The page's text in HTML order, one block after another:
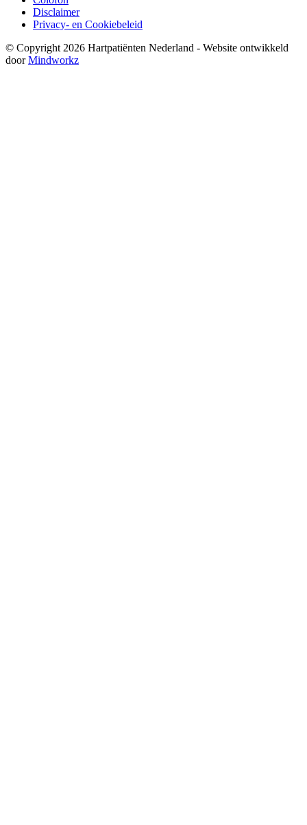
Disclaimer
Privacy- en Cookiebeleid
© Copyright 2026 Hartpatiënten Nederland - Website ontwikkeld
doorMindworkz